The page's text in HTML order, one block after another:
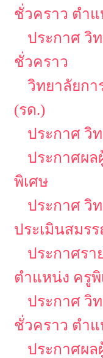
ชั่วคราว ตำ
ประกาศ วิ
ชั่วคราว
วิทยาลัยก
(รด.)
ประกาศ วิ
ประกาศผ
พิเศษ
ประกาศ วิ
ประเมินสมร
ประกาศรา
ตำแหน่ง ครูพิ
ประกาศ วิ
ชั่วคราว ตำ
ประกาศผ